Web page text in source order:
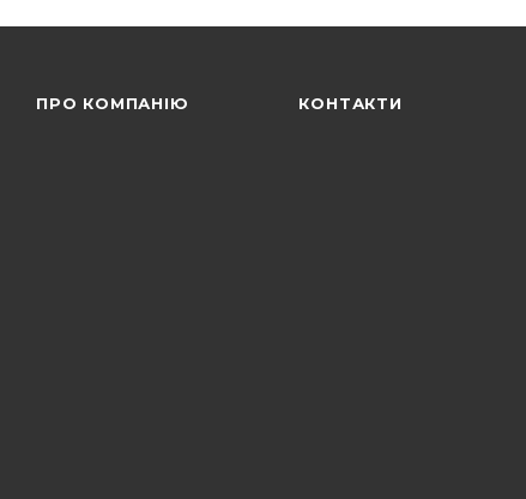
ПРО КОМПАНІЮ КОНТАКТИ